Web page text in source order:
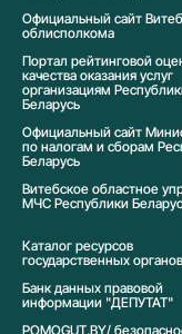
Официальный сайт
облисполкома
Портал рейтинговой
качества оказания услуг
организациям
Беларусь
Официальный сайт
по налогам и сборам
Беларусь
Витебское областное
МЧС Республики
Каталог ресурсов
государственных органов
Банк данных правовой
информации "ДЕПУТАТ"
POMOGUT.BY/